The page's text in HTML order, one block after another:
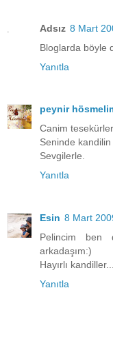
Adsız 8 Mart
Bloglarda böyle
Yanıtla
peynir
Canim
Seninde
Sevgilerle.
Yanıtla
Esin 8 Mart
Pelincim ben
arkadaşım:)
Hayırlı
Yanıtla